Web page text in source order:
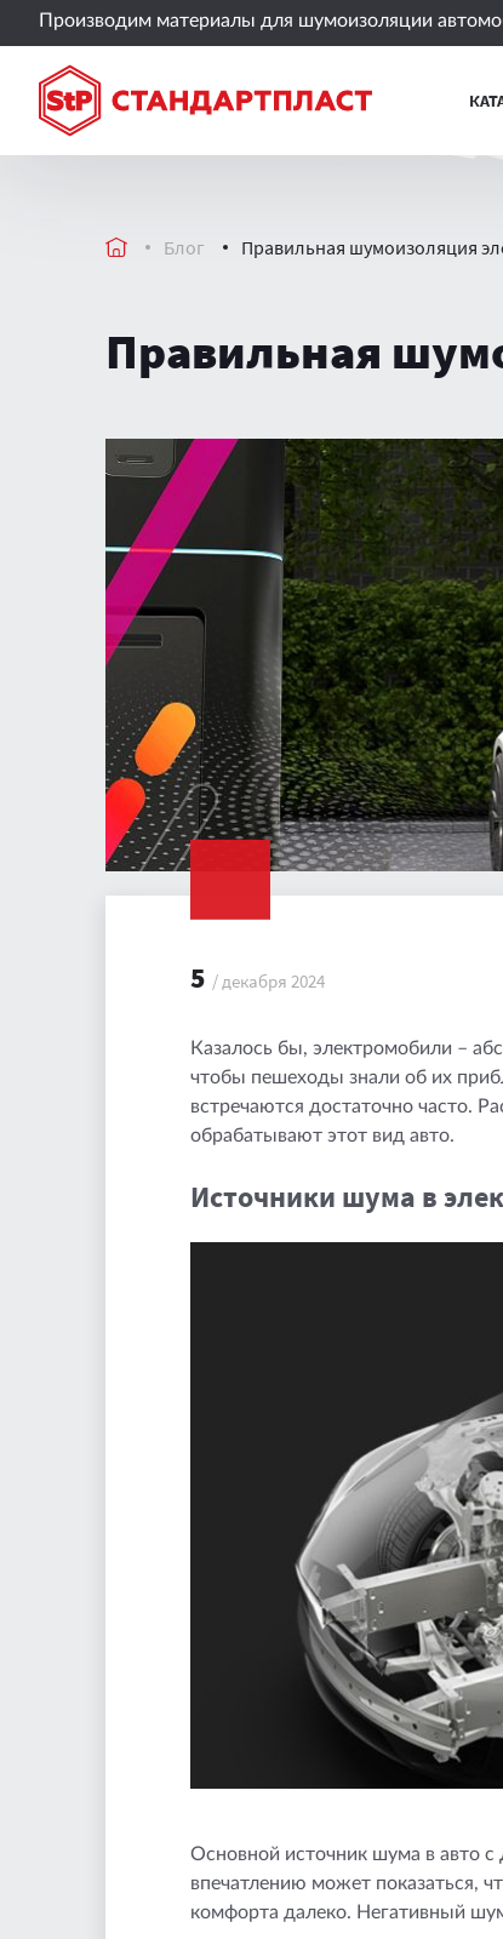
Производим материалы для шумоизоляции
Блог Правильная шумоизоляция
Правильная
5 / декабря 2024
Казалось бы, электромобили –
чтобы пешеходы знали об их
встречаются достаточно часто.
обрабатывают этот вид авто.
Источники шума в
Основной источник шума в авто
впечатлению может показаться,
комфорта далеко. Негативный